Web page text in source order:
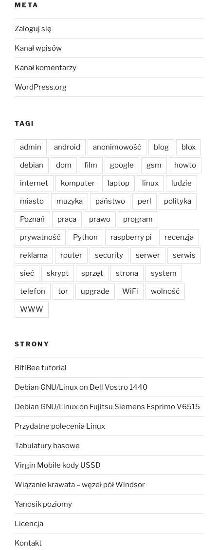
META
Zaloguj się
Kanał wpisów
Kanał komentarzy
WordPress.org
TAGI
admin android anonimowość blog blox
debian dom film google gsm howto
internet komputer laptop linux ludzie
miasto muzyka państwo perl polityka
Poznań praca prawo program
prywatność Python raspberry pi recenzja
reklama router security serwer serwis
sieć skrypt sprzęt strona system
telefon tor upgrade WiFi wolność
WWW
STRONY
BitlBee tutorial
Debian GNU/Linux on Dell Vostro 1440
Debian GNU/Linux on Fujitsu Siemens Esprimo V6515
Przydatne polecenia Linux
Tabulatury basowe
Virgin Mobile kody USSD
Wiązanie krawata – węzeł pół Windsor
Yanosik poziomy
Licencja
Kontakt